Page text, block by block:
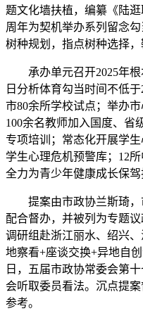
题文化墙扶植，编纂《陆
周年为契机举办系列留念
树种规划，指点树种选择，
承办单元召开2025年根
日分析体育勾当时间不低
市80余所学校试点；举办
100余名教师加入国度、省
专项培训；常态化开展学
学生心理危机预警库；12
全力为青少年健康成长保驾
提案由市政协兰斯琦，
配合督办，并被列为专题
调研组赴浙江丽水、绍兴
地察看+座谈交换+异地自
日，五届市政协常委会第
会听取委员看法。沉点提
参考。